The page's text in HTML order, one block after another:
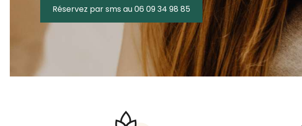
Réservez par sms au 06 09 34 98 85